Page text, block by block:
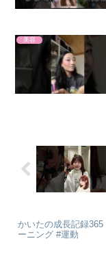
美容
かいたの成長記録
ーニング #運動